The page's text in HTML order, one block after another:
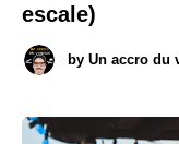
escale)
by Un accro du